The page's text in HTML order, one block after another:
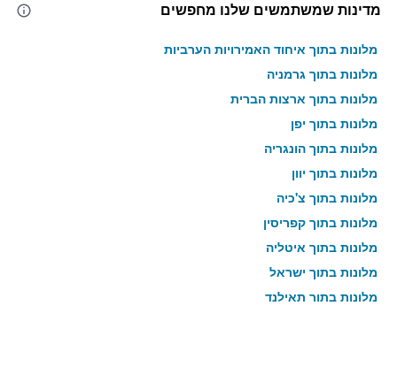
מדינות שמשתמשים שלנו מחפשים
מלונות בתוך איחוד האמירויות הערביות
מלונות בתוך גרמניה
מלונות בתוך ארצות הברית
מלונות בתוך יפן
מלונות בתוך הונגריה
מלונות בתוך יוון
מלונות בתוך צ'כיה
מלונות בתוך קפריסין
מלונות בתוך איטליה
מלונות בתוך ישראל
מלונות בתוך תאילנד